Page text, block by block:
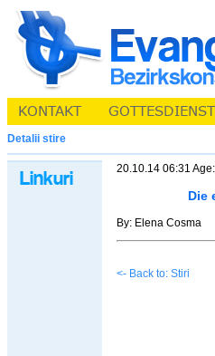
Detalii stire
20.10.14 06:31
Die
By: Elena Cosma
<- Back to: Stiri